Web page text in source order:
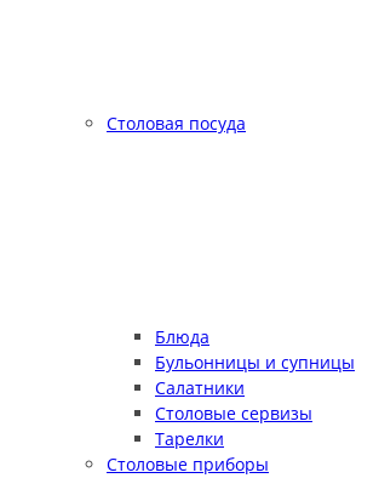
Столовая посуда
Блюда
Бульонницы и супницы
Салатники
Столовые сервизы
Тарелки
Столовые приборы